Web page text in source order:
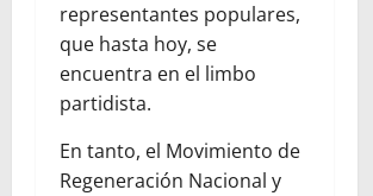
representantes populares,
que hasta hoy, se
encuentra en el limbo
partidista.
En tanto, el Movimiento de
Regeneración Nacional y